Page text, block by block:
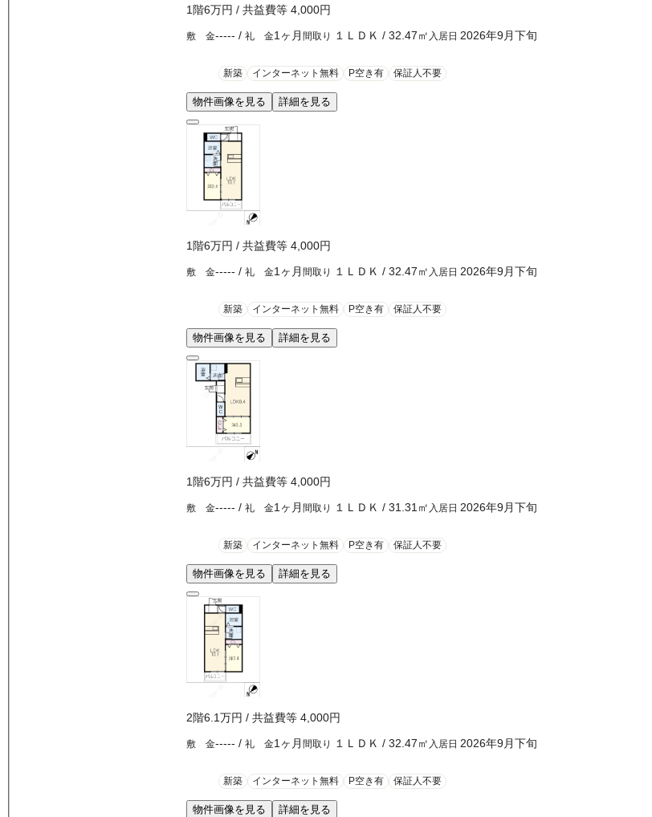
1階6万円 / 共益費等 4,000円
敷 金----- / 礼 金1ヶ月 間取り １ＬＤＫ / 32.47㎡ 入居日 2026年9月下旬
新築 インターネット無料 P空き有 保証人不要
物件画像を見る 詳細を見る
1階6万円 / 共益費等 4,000円
敷 金----- / 礼 金1ヶ月 間取り １ＬＤＫ / 32.47㎡ 入居日 2026年9月下旬
新築 インターネット無料 P空き有 保証人不要
物件画像を見る 詳細を見る
1階6万円 / 共益費等 4,000円
敷 金----- / 礼 金1ヶ月 間取り １ＬＤＫ / 31.31㎡ 入居日 2026年9月下旬
新築 インターネット無料 P空き有 保証人不要
物件画像を見る 詳細を見る
2階6.1万円 / 共益費等 4,000円
敷 金----- / 礼 金1ヶ月 間取り １ＬＤＫ / 32.47㎡ 入居日 2026年9月下旬
新築 インターネット無料 P空き有 保証人不要
物件画像を見る 詳細を見る